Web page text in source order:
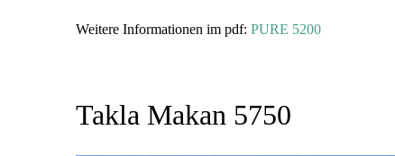
Weitere Informationen im pdf: PURE 5200
Takla Makan 5750